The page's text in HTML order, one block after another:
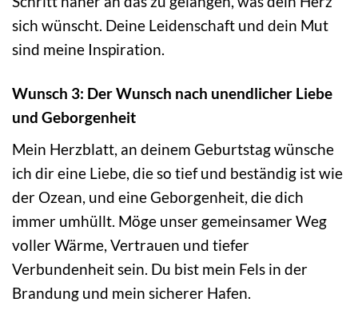
sich wünscht. Deine Leidenschaft und dein Mut
sind meine Inspiration.
Wunsch 3: Der Wunsch nach unendlicher Liebe
und Geborgenheit
Mein Herzblatt, an deinem Geburtstag wünsche
ich dir eine Liebe, die so tief und beständig ist wie
der Ozean, und eine Geborgenheit, die dich
immer umhüllt. Möge unser gemeinsamer Weg
voller Wärme, Vertrauen und tiefer
Verbundenheit sein. Du bist mein Fels in der
Brandung und mein sicherer Hafen.